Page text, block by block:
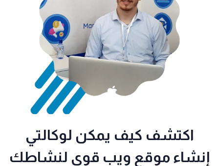
اكتشف كيف يمكن لوكالتي
إنشاء موقع ويب قوي لنشاطك